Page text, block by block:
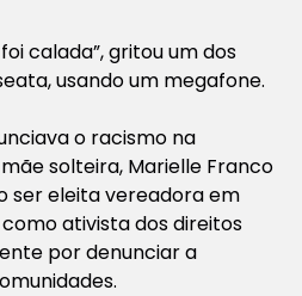
calada”, gritou um dos
usando um megafone.
o racismo na
solteira, Marielle Franco
ser eleita vereadora em
como ativista dos direitos
por denunciar a